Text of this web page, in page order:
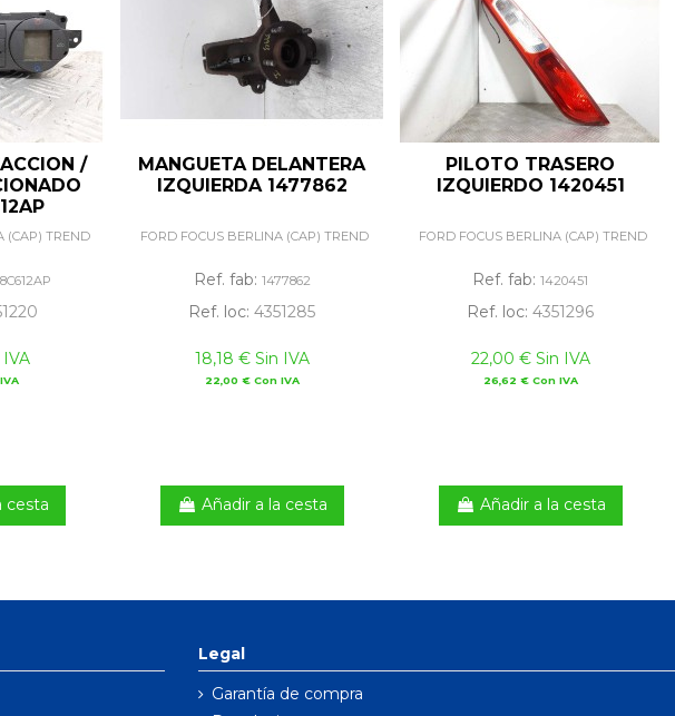
/
(CAP) TREND
IVA
cesta
MANGUETA DELANTERA
IZQUIERDA 1477862
FORD FOCUS BERLINA (CAP) TREND
Ref. fab: 1477862
Ref. loc: 4351285
18,18 € Sin IVA
22,00 € Con IVA
Añadir a la cesta
PILOTO TRASERO
IZQUIERDO 1420451
FORD FOCUS BERLINA (CAP) TREND
Ref. fab: 1420451
Ref. loc: 4351296
22,00 € Sin IVA
26,62 € Con IVA
Añadir a la cesta
Legal
Garantía de compra